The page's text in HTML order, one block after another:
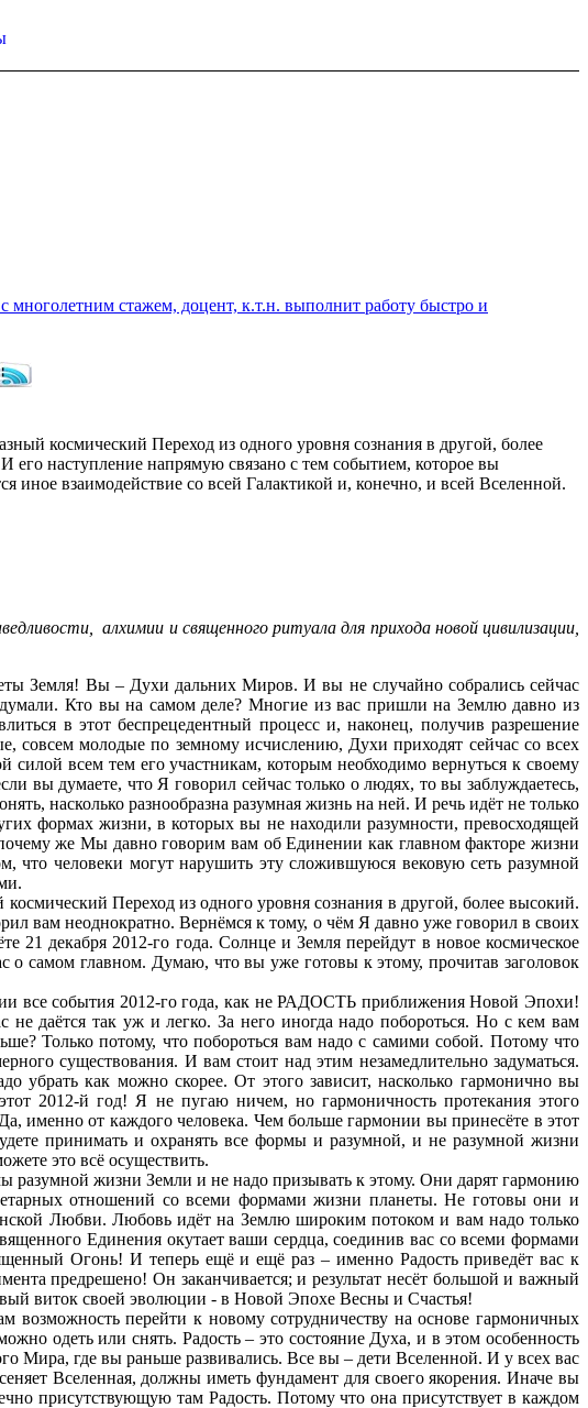
стажем, доцент, к.т.н. выполнит работу быстро и
космический Переход из одного уровня сознания в другой, более
наступление напрямую связано с тем событием, которое вы
иное взаимодействие со всей Галактикой и, конечно, и всей Вселенной.
алхимии и священного ритуала для прихода новой цивилизации,
Земля! Вы – Духи дальних Миров. И вы не случайно собрались сейчас
Кто вы на самом деле? Многие из вас пришли на Землю давно из
в этот беспрецедентный процесс и, наконец, получив разрешение
совсем молодые по земному исчислению, Духи приходят сейчас со всех
всем тем его участникам, которым необходимо вернуться к своему
вы думаете, что Я говорил сейчас только о людях, то вы заблуждаетесь,
насколько разнообразна разумная жизнь на ней. И речь идёт не только
формах жизни, в которых вы не находили разумности, превосходящей
же Мы давно говорим вам об Единении как главном факторе жизни
человеки могут нарушить эту сложившуюся вековую сеть разумной
Переход из одного уровня сознания в другой, более высокий.
вам неоднократно. Вернёмся к тому, о чём Я давно уже говорил в своих
декабря 2012-го года. Солнце и Земля перейдут в новое космическое
о самом главном. Думаю, что вы уже готовы к этому, прочитав заголовок
события 2012-го года, как не РАДОСТЬ приближения Новой Эпохи!
даётся так уж и легко. За него иногда надо побороться. Но с кем вам
Только потому, что побороться вам надо с самими собой. Потому что
существования. И вам стоит над этим незамедлительно задуматься.
убрать как можно скорее. От этого зависит, насколько гармонично вы
2012-й год! Я не пугаю ничем, но гармоничность протекания этого
именно от каждого человека. Чем больше гармонии вы принесёте в этот
принимать и охранять все формы и разумной, и не разумной жизни
это всё осуществить.
жизни Земли и не надо призывать к этому. Они дарят гармонию
отношений со всеми формами жизни планеты. Не готовы они и
Любви. Любовь идёт на Землю широким потоком и вам надо только
Единения окутает ваши сердца, соединив вас со всеми формами
Огонь! И теперь ещё и ещё раз – именно Радость приведёт вас к
предрешено! Он заканчивается; и результат несёт большой и важный
виток своей эволюции - в Новой Эпохе Весны и Счастья!
перейти к новому сотрудничеству на основе гармоничных
одеть или снять. Радость – это состояние Духа, и в этом особенность
Мира, где вы раньше развивались. Все вы – дети Вселенной. И у всех вас
Вселенная, должны иметь фундамент для своего якорения. Иначе вы
присутствующую там Радость. Потому что она присутствует в каждом